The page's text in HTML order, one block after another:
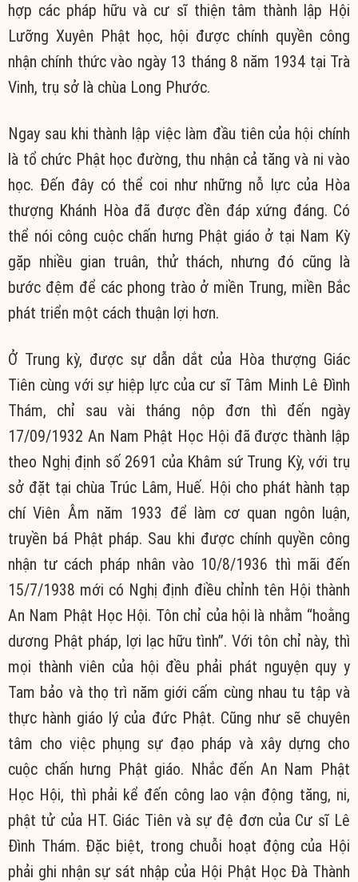
hợp các pháp hữu và cư sĩ thiện tâm thành lập Hội
Lưỡng Xuyên Phật học, hội được chính quyền công
nhận chính thức vào ngày 13 tháng 8 năm 1934 tại Trà
Vinh, trụ sở là chùa Long Phước.
Ngay sau khi thành lập việc làm đầu tiên của hội chính
là tổ chức Phật học đường, thu nhận cả tăng và ni vào
học. Đến đây có thể coi như những nỗ lực của Hòa
thượng Khánh Hòa đã được đền đáp xứng đáng. Có
thể nói công cuộc chấn hưng Phật giáo ở tại Nam Kỳ
gặp nhiều gian truân, thử thách, nhưng đó cũng là
bước đệm để các phong trào ở miền Trung, miền Bắc
phát triển một cách thuận lợi hơn.
Ở Trung kỳ, được sự dẫn dắt của Hòa thượng Giác
Tiên cùng với sự hiệp lực của cư sĩ Tâm Minh Lê Đình
Thám, chỉ sau vài tháng nộp đơn thì đến ngày
17/09/1932 An Nam Phật Học Hội đã được thành lập
theo Nghị định số 2691 của Khâm sứ Trung Kỳ, với trụ
sở đặt tại chùa Trúc Lâm, Huế. Hội cho phát hành tạp
chí Viên Âm năm 1933 để làm cơ quan ngôn luận,
truyền bá Phật pháp. Sau khi được chính quyền công
nhận tư cách pháp nhân vào 10/8/1936 thì mãi đến
15/7/1938 mới có Nghị định điều chỉnh tên Hội thành
An Nam Phật Học Hội. Tôn chỉ của hội là nhằm “hoằng
dương Phật pháp, lợi lạc hữu tình”. Với tôn chỉ này, thì
mọi thành viên của hội đều phải phát nguyện quy y
Tam bảo và thọ trì năm giới cấm cùng nhau tu tập và
thực hành giáo lý của đức Phật. Cũng như sẽ chuyên
tâm cho việc phụng sự đạo pháp và xây dựng cho
cuộc chấn hưng Phật giáo. Nhắc đến An Nam Phật
Học Hội, thì phải kể đến công lao vận động tăng, ni,
phật tử của HT. Giác Tiên và sự đệ đơn của Cư sĩ Lê
Đình Thám. Đặc biệt, trong chuỗi hoạt động của Hội
phải ghi nhận sự sát nhập của Hội Phật Học Đà Thành